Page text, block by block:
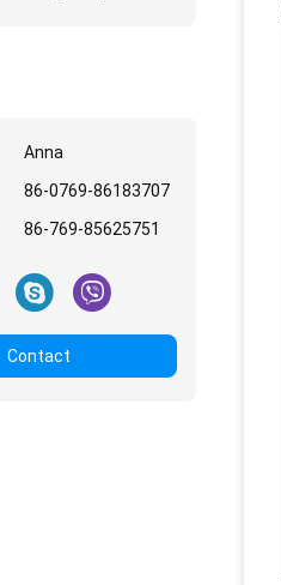
Anna
86-0769-86183707
86-769-85625751
Contact